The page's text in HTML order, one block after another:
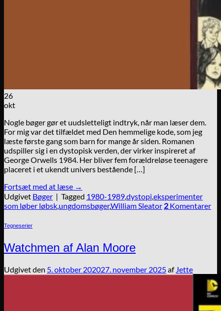
26
okt
Nogle bøger gør et uudsletteligt indtryk, når man læser dem.
For mig var det tilfældet med Den hemmelige kode, som jeg
læste første gang som barn for mange år siden. Romanen
udspiller sig i en dystopisk verden, der virker inspireret af
George Orwells 1984. Her bliver fem forældreløse teenagere
placeret i et ukendt univers bestående […]
Fortsæt med at læse →
Udgivet Bøger | Tagged 1980-1989dystopi eksperimenter
som løber løbsk ungdomsbøger,William Sleator 2 Komentarer
Tegneserier
Watchmen af Alan Moore
Udgivet den 5. oktober 202027. november 2025af Jette